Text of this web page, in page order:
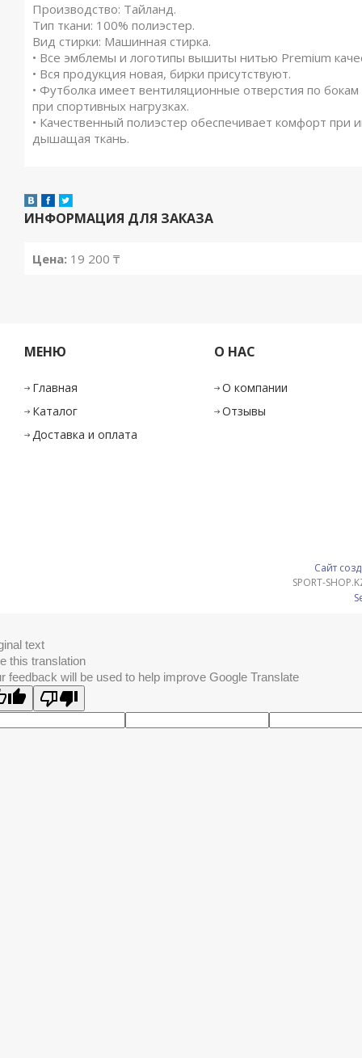
Производство: Тайланд.
Тип ткани: 100% полиэстер.
Вид стирки: Машинная стирка.
• Все эмблемы и логотипы вышиты нитью Premium
• Вся продукция новая, бирки присутствуют.
• Футболка имеет вентиляционные отверстия по
при спортивных нагрузках.
• Качественный полиэстер обеспечивает комфорт при
дышащая ткань.
ИНФОРМАЦИЯ ДЛЯ ЗАКАЗА
Цена: 19 200 ₸
МЕНЮ
Главная
Каталог
Доставка и оплата
О НАС
О компании
Отзывы
Сайт
SPORT-
text
this translation
feedback will be used to help improve Google Translate